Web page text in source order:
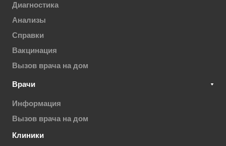
Диагностика
Анализы
Справки
Вакцинация
Вызов врача на дом
Врачи
Информация
Вызов врача на дом
Клиники